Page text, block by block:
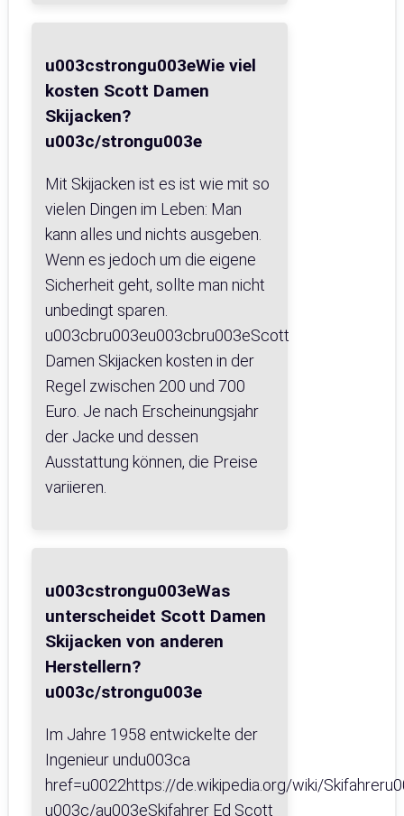
u003cstrongu003eWie viel
kosten Scott Damen
Skijacken?
u003c/strongu003e
Mit Skijacken ist es ist wie mit so
vielen Dingen im Leben: Man
kann alles und nichts ausgeben.
Wenn es jedoch um die eigene
Sicherheit geht, sollte man nicht
unbedingt sparen.
u003cbru003eu003cbru003eScott
Damen Skijacken kosten in der
Regel zwischen 200 und 700
Euro. Je nach Erscheinungsjahr
der Jacke und dessen
Ausstattung können, die Preise
variieren.
u003cstrongu003eWas
unterscheidet Scott Damen
Skijacken von anderen
Herstellern?
u003c/strongu003e
Im Jahre 1958 entwickelte der
Ingenieur undu003ca
href=u0022https://de.wikipedia.org/wiki/
u003c/au003eSkifahrer Ed Scott